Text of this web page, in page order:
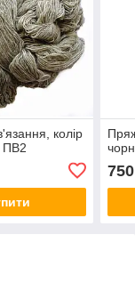
колір
ПВ2
750